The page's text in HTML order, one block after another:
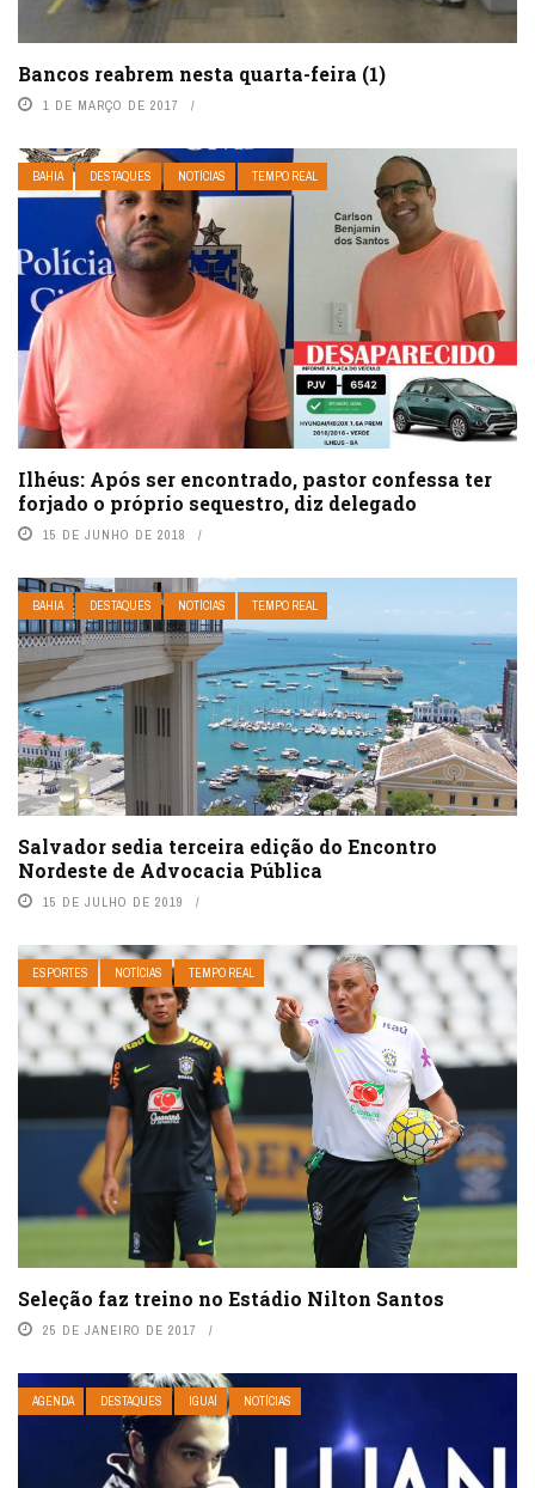
Bancos reabrem nesta quarta-feira (1)
1 DE MARÇO DE 2017
BAHIA DESTAQUES NOTÍCIAS TEMPO REAL
Ilhéus: Após ser encontrado, pastor confessa ter
forjado o próprio sequestro, diz delegado
15 DE JUNHO DE 2018
BAHIA DESTAQUES NOTÍCIAS TEMPO REAL
Salvador sedia terceira edição do Encontro
Nordeste de Advocacia Pública
15 DE JULHO DE 2019
ESPORTES NOTÍCIAS TEMPO REAL
Seleção faz treino no Estádio Nilton Santos
25 DE JANEIRO DE 2017
AGENDA DESTAQUES IGUAÍ NOTÍCIAS